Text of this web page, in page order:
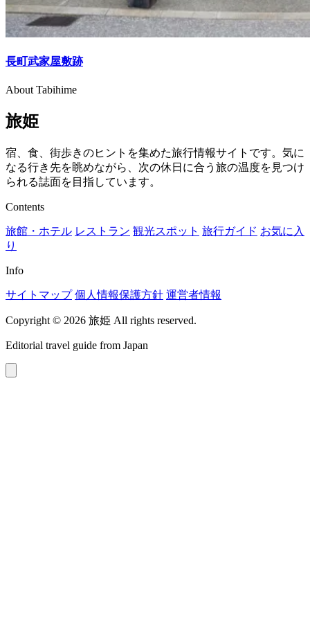
長町武家屋敷跡
About Tabihime
旅姫
宿、食、街歩きのヒントを集めた旅行情報サイトです。気に
なる行き先を眺めながら、次の休日に合う旅の温度を見つけ
られる誌面を目指しています。
Contents
旅館・ホテル レストラン 観光スポット 旅行ガイド お気に入
り
Info
サイトマップ 個人情報保護方針 運営者情報
Copyright © 2026 旅姫 All rights reserved.
Editorial travel guide from Japan